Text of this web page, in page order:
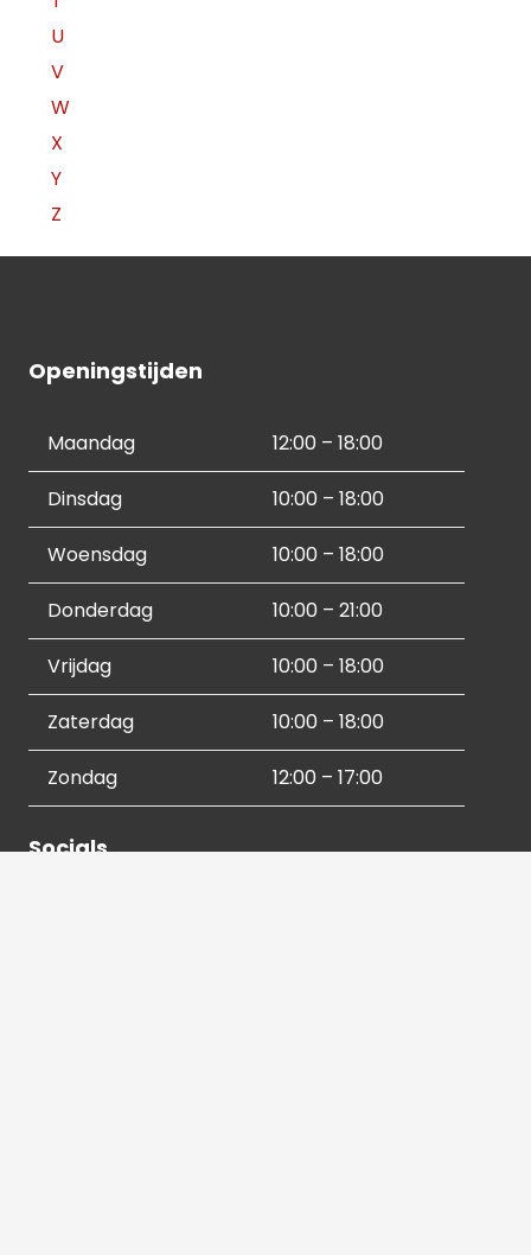
U
V
W
X
Y
Z
Openingstijden
Maandag 12:00 – 18:00
Dinsdag 10:00 – 18:00
Woensdag 10:00 – 18:00
Donderdag 10:00 – 21:00
Vrijdag 10:00 – 18:00
Zaterdag 10:00 – 18:00
Zondag 12:00 – 17:00
Socials